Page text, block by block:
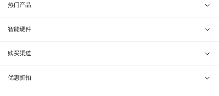
热门产品
贝锐向日葵 · 远程控制
贝锐蒲公英 · 异地组网
贝锐花生壳 · 动态域名
智能硬件
贝锐向日葵硬件
贝锐蒲公英硬件
购买渠道
天猫旗舰店
优惠折扣